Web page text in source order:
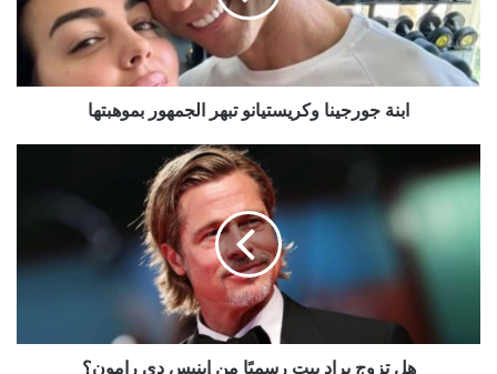
بموهبتها
ابنة جورجينا وكريستيانو تبهر الجمهور بموهبتها
تزوج
رسميًا
من
رامون؟
هل تزوج براد بيت رسميًا من إينيس دي رامون؟